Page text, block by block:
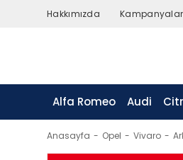
Hakkımızda Kampanyalar
Alfa Romeo Audi
Anasayfa Opel Vivaro